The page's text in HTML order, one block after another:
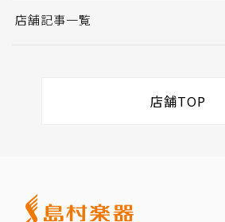
店舗記事一覧
店舗TOP